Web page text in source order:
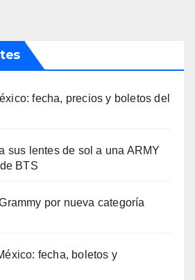
fecha, precios y boletos del
sus lentes de sol a una ARMY
BTS
por nueva categoría
fecha, boletos y